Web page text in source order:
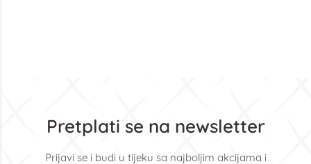
Pretplati se na newsletter
Prijavi se i budi u tijeku sa najboljim akcijama i